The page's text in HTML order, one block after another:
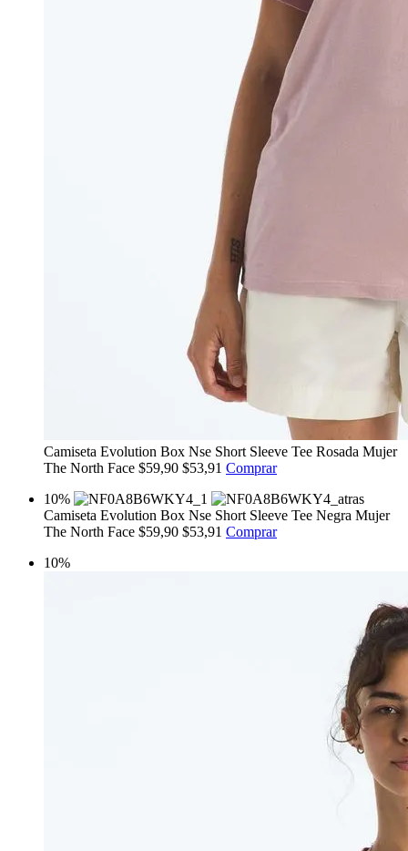
Camiseta Evolution Box Nse Short Sleeve Tee Rosada Mujer
The North Face $59,90 $53,91 Comprar
10%
Camiseta Evolution Box Nse Short Sleeve Tee Negra Mujer
The North Face $59,90 $53,91 Comprar
10%